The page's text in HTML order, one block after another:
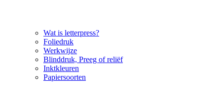
Wat is letterpress?
Foliedruk
Werkwijze
Blinddruk, Preeg of reliëf
Inktkleuren
Papiersoorten